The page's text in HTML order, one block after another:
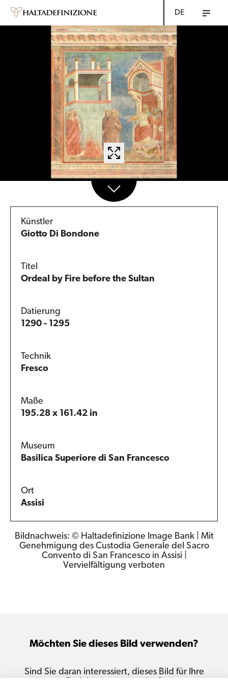
DE
Künstler
Giotto Di Bondone
Titel
Ordeal by Fire before the Sultan
Datierung
1290 - 1295
Technik
Fresco
Maße
195.28 x 161.42 in
Museum
Basilica Superiore di San Francesco
Ort
Assisi
Bildnachweis: © Haltadefinizione Image Bank | Mit
Genehmigung des Custodia Generale del Sacro
Convento di San Francesco in Assisi |
Vervielfältigung verboten
Möchten Sie dieses Bild verwenden?
Sind Sie daran interessiert, dieses Bild für Ihre